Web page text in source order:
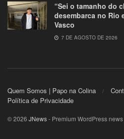
“Sei o tamanho do
desembarca no Rio
Vasco
7 DE AGOSTO DE 2026
Quem Somos | Papo na Colina
Política de Privacidade
© 2026 JNews- Premium WordPress